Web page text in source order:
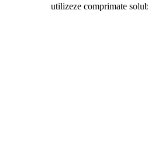
utilizeze comprimate